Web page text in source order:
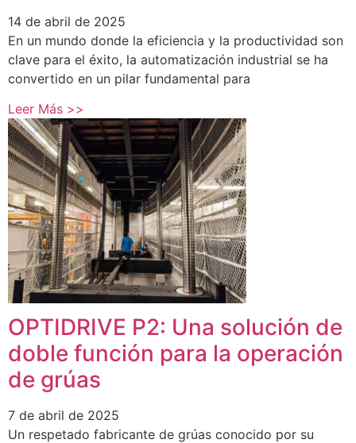
14 de abril de 2025
En un mundo donde la eficiencia y la productividad son
clave para el éxito, la automatización industrial se ha
convertido en un pilar fundamental para
Leer Más >>
OPTIDRIVE P2: Una solución de
doble función para la operación
de grúas
7 de abril de 2025
Un respetado fabricante de grúas conocido por su